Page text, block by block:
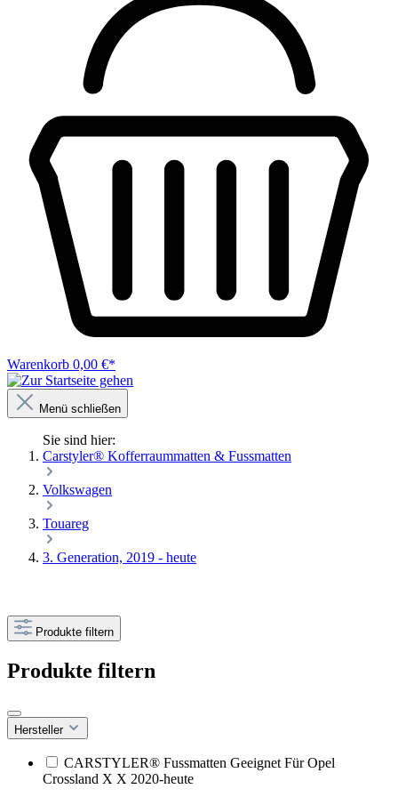
Warenkorb 0,00 €*
Menü schließen
Sie sind hier:
Carstyler® Kofferraummatten & Fussmatten
Volkswagen
Touareg
3. Generation, 2019 - heute
Produkte filtern
Produkte filtern
Hersteller
CARSTYLER® Fussmatten Geeignet Für Opel
Crossland X X 2020-heute